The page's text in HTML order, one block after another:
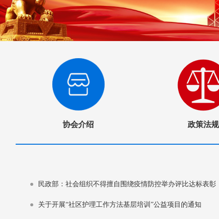
协会介绍 政策法规
民政部：社会组织不得擅自围绕疫情防控举办评比达标表彰
关于开展“社区护理工作方法基层培训”公益项目的通知